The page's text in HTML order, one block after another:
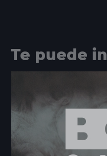
Te puede